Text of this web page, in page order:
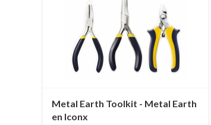
Metal Earth Toolkit - Metal Earth
en Iconx